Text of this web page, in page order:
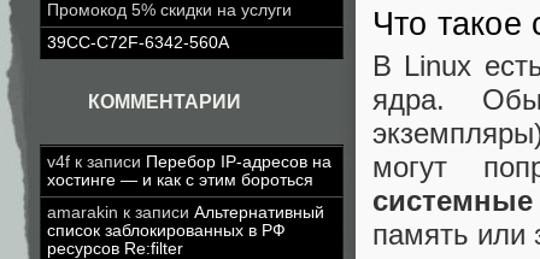
Промокод 5% скидки на услуги
39CC-C72F-6342-560A
КОММЕНТАРИИ
v4f к записи Перебор IP-адресов на
хостинге — и как с этим бороться
amarakin к записи Альтернативный
список заблокированных в РФ
ресурсов Re:filter
Что
В Linux
ядра.
могут
память или